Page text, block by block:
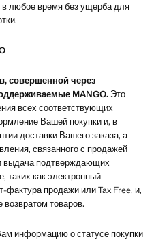
в любое время без ущерба для
совершенной через
MANGO. Это
всех соответствующих
Вашей покупки и, в
доставки Вашего заказа, а
связанного с продажей
выдача подтверждающих
таких как электронный
продажи или Tax Free, и,
товаров.
информацию о статусе покупки